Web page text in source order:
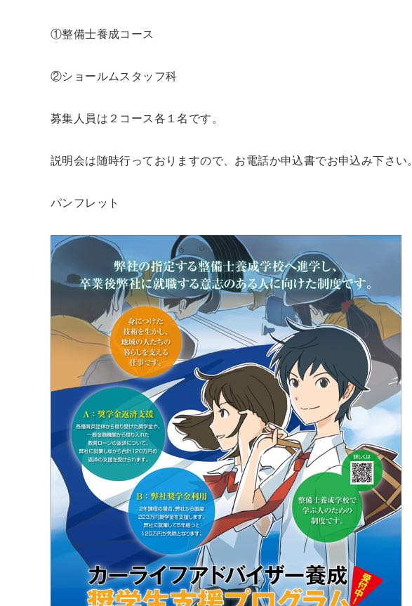
①整備士養成コース
②ショールムスタッフ科
募集人員は２コース各１名です。
説明会は随時行っておりますので、お電話か申込書でお申込み下さい。
パンフレット